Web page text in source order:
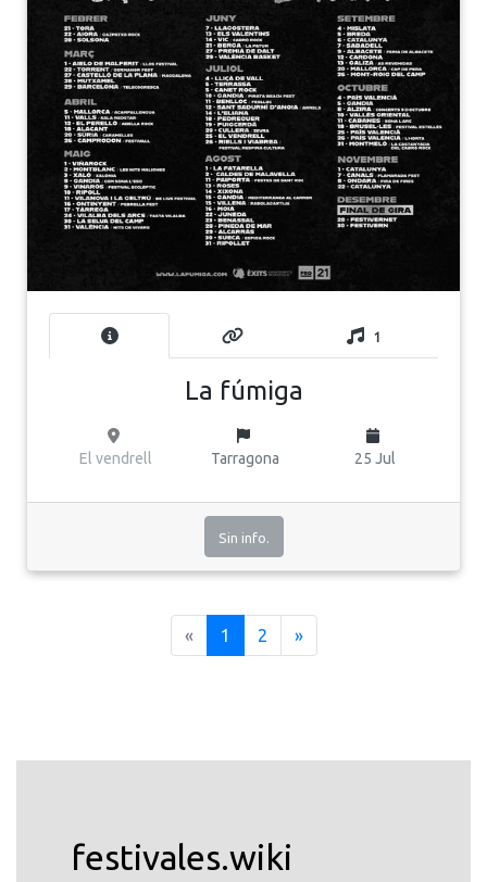
1
La fúmiga
El vendrell Tarragona 25 Jul
Sin info.
« 1 (current)
2 »
festivales.wiki